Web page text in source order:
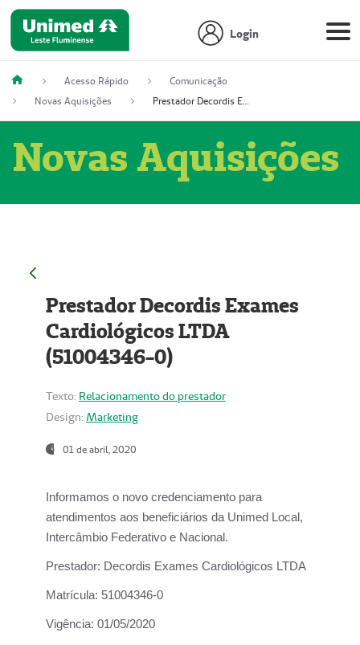
Login
Acesso Rápido
Comunicação
Novas Aquisições
Prestador Decordis Exames Cardiológicos LTDA (51004346-0)
Novas Aquisições
Prestador Decordis Exames
Cardiológicos LTDA
(51004346-0)
Texto: Relacionamento do prestador
Design: Marketing
01 de abril, 2020
Informamos o novo credenciamento para
atendimentos aos beneficiários da Unimed Local,
Intercâmbio Federativo e Nacional.
Prestador: Decordis Exames Cardiológicos LTDA
Matrícula: 51004346-0
Vigência: 01/05/2020